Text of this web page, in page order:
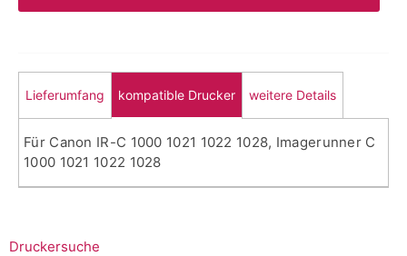
Lieferumfang kompatible Drucker weitere Details
Für Canon IR-C 1000 1021 1022 1028, Imagerunner C
1000 1021 1022 1028
Druckersuche